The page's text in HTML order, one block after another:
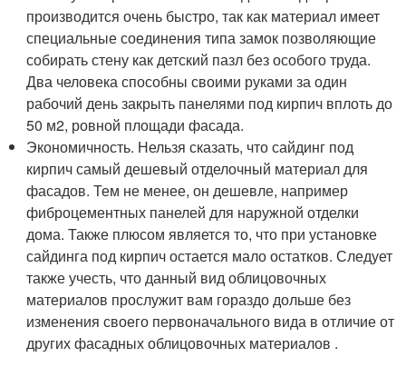
производится очень быстро, так как материал имеет
специальные соединения типа замок позволяющие
собирать стену как детский пазл без особого труда.
Два человека способны своими руками за один
рабочий день закрыть панелями под кирпич вплоть до
50 м2, ровной площади фасада.
Экономичность. Нельзя сказать, что сайдинг под
кирпич самый дешевый отделочный материал для
фасадов. Тем не менее, он дешевле, например
фиброцементных панелей для наружной отделки
дома. Также плюсом является то, что при установке
сайдинга под кирпич остается мало остатков. Следует
также учесть, что данный вид облицовочных
материалов прослужит вам гораздо дольше без
изменения своего первоначального вида в отличие от
других фасадных облицовочных материалов .